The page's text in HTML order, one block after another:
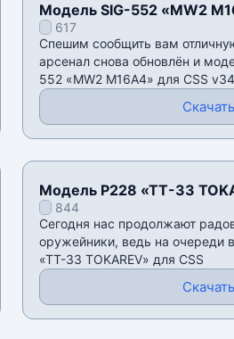
Модель SIG-552 «MW2
617
Спешим сообщить вам
арсенал снова обновлён и
552 «MW2 M16A4» для CSS
Скачать
Модель P228 «ТТ-33
844
Сегодня нас продолжают
оружейники, ведь на очереди
«ТТ-33 TOKAREV» для CSS
Скачать